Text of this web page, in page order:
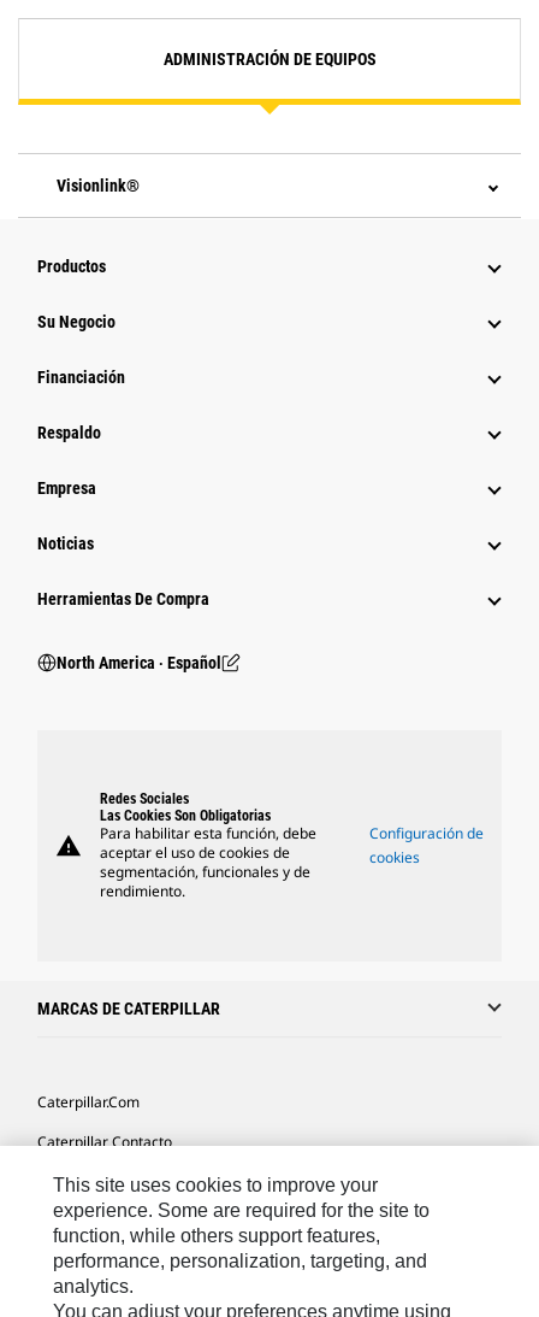
ADMINISTRACIÓN DE EQUIPOS
Visionlink®
Productos
Su Negocio
Financiación
Respaldo
Empresa
Noticias
Herramientas De Compra
North America ‧ Español
warning
Redes Sociales
Las Cookies Son Obligatorias
Para habilitar esta función, debe
aceptar el uso de cookies de
segmentación, funcionales y de
rendimiento.
Configuración de
cookies
MARCAS DE CATERPILLAR
Caterpillar.com
Caterpillar Contacto
Mis Preferencias De Marketing
Site Map
Cookie Settings
Legal
This site uses cookies to improve your
experience. Some are required for the site to
function, while others support features,
performance, personalization, targeting, and
analytics.
You can adjust your preferences anytime using